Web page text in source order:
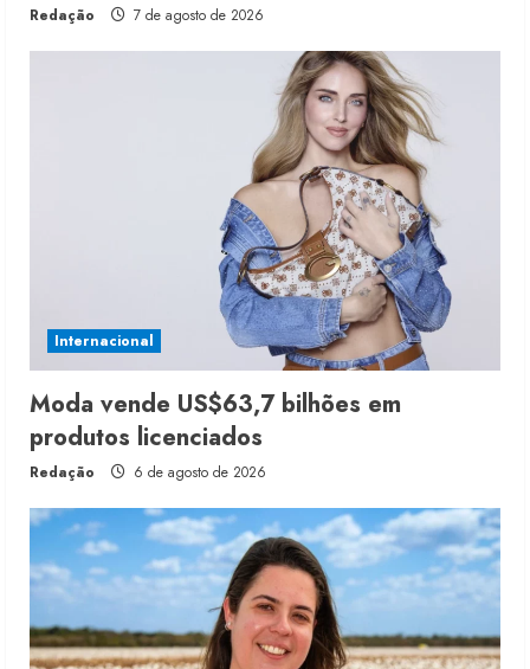
Redação 7 de agosto de 2026
Internacional
Moda vende US$63,7 bilhões em
produtos licenciados
Redação 6 de agosto de 2026